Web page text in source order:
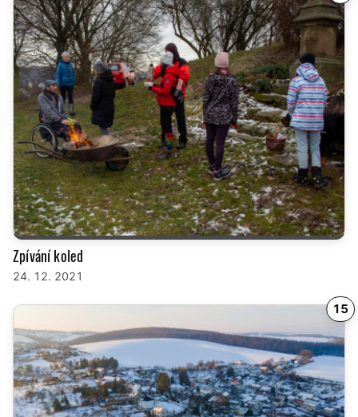
Zpívání koled
24. 12. 2021
15